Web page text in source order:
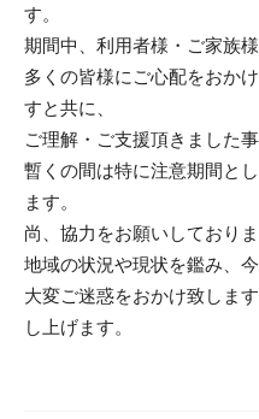
す。
期間中、利用者様・ご家族様
多くの皆様にご心配をおか
すと共に、
ご理解・ご支援頂きました
暫くの間は特に注意期間と
ます。
尚、協力をお願いしており
地域の状況や現状を鑑み、
大変ご迷惑をおかけ致しま
し上げます。